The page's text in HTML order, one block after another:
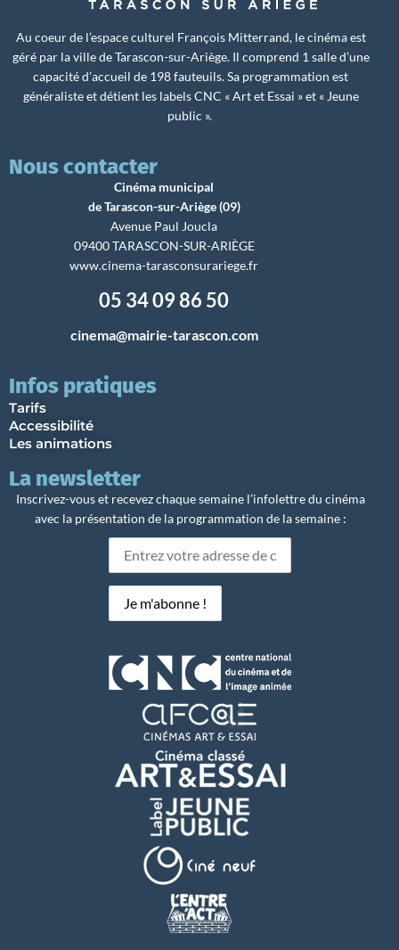
Au coeur de l’espace culturel François Mitterrand, le cinéma est
géré par la ville de Tarascon-sur-Ariège. Il comprend 1 salle d’une
capacité d’accueil de 198 fauteuils. Sa programmation est
généraliste et détient les labels CNC « Art et Essai » et « Jeune
public ».
Nous contacter
Cinéma municipal
de Tarascon-sur-Ariège (09)
Avenue Paul Joucla
09400 TARASCON-SUR-ARIÈGE
www.cinema-tarasconsurariege.fr
05 34 09 86 50
cinema@mairie-tarascon.com
Infos pratiques
Tarifs
Accessibilité
Les animations
La newsletter
Inscrivez-vous et recevez chaque semaine l’infolettre du cinéma
avec la présentation de la programmation de la semaine :